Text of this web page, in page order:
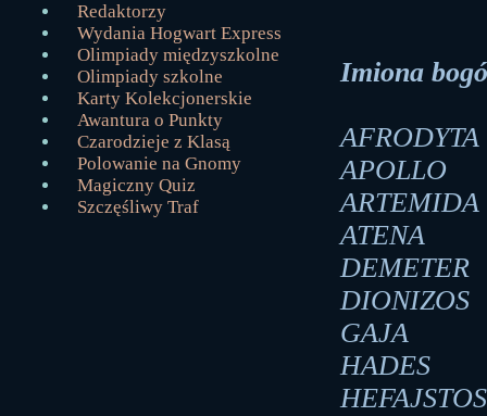
Redaktorzy
Wydania Hogwart Express
Olimpiady międzyszkolne
Olimpiady szkolne
Karty Kolekcjonerskie
Awantura o Punkty
Czarodzieje z Klasą
Polowanie na Gnomy
Magiczny Quiz
Szczęśliwy Traf
Imiona
AFRODYTA
APOLLO
ARTEMIDA
ATENA
DEMETER
DIONIZOS
GAJA
HADES
HEFAJSTOS